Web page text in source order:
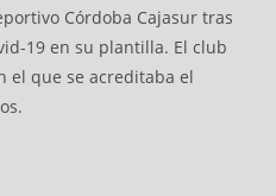
Córdoba Cajasur tras
19 en su plantilla. El club
el que se acreditaba el